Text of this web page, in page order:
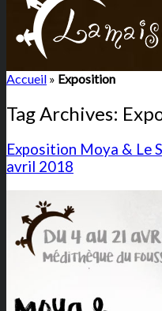
Accueil » Exposition
Tag Archives:
Exposition Moya & Le
avril 2018